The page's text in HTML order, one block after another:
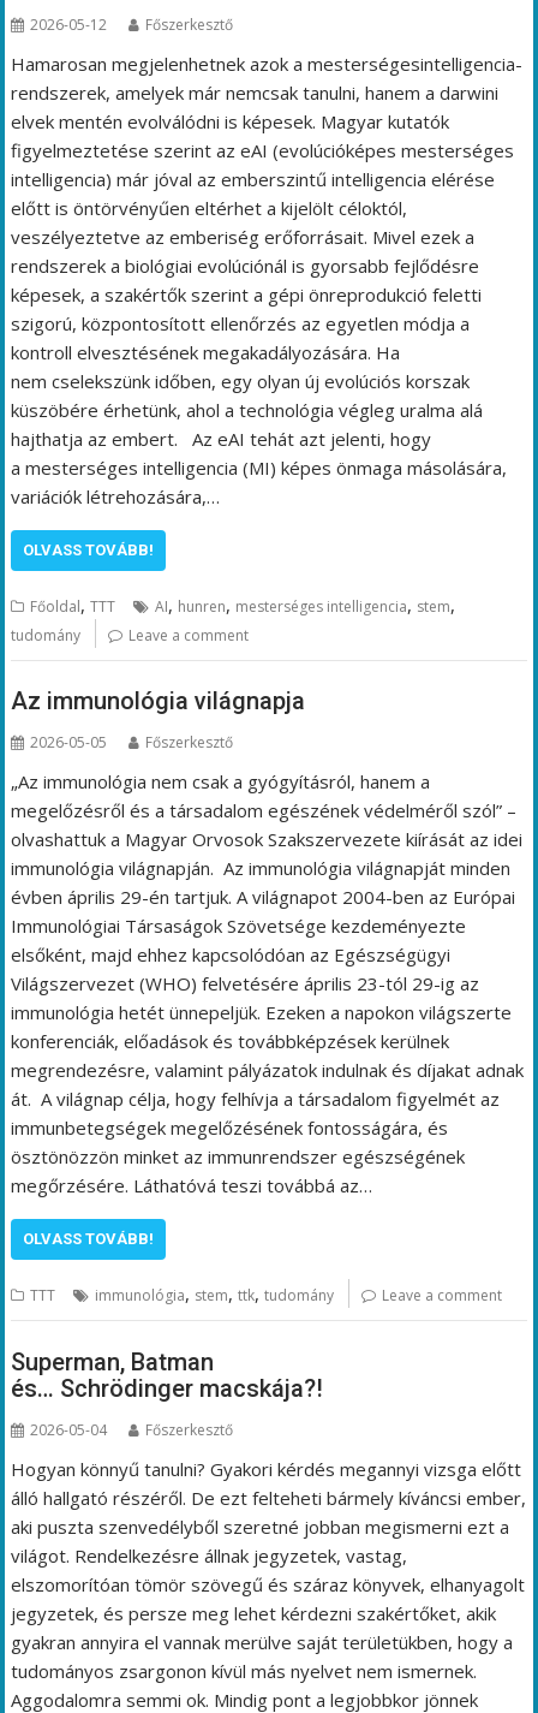
2026-05-12 Főszerkesztő
Hamarosan megjelenhetnek azok a mesterségesintelligencia-
rendszerek, amelyek már nemcsak tanulni, hanem a darwini
elvek mentén evolválódni is képesek. Magyar kutatók
figyelmeztetése szerint az eAI (evolúcióképes mesterséges
intelligencia) már jóval az emberszintű intelligencia elérése
előtt is öntörvényűen eltérhet a kijelölt céloktól,
veszélyeztetve az emberiség erőforrásait. Mivel ezek a
rendszerek a biológiai evolúciónál is gyorsabb fejlődésre
képesek, a szakértők szerint a gépi önreprodukció feletti
szigorú, központosított ellenőrzés az egyetlen módja a
kontroll elvesztésének megakadályozására. Ha
nem cselekszünk időben, egy olyan új evolúciós korszak
küszöbére érhetünk, ahol a technológia végleg uralma alá
hajthatja az embert. Az eAI tehát azt jelenti, hogy
a mesterséges intelligencia (MI) képes önmaga másolására,
variációk létrehozására,…
OLVASS TOVÁBB!
Főoldal,TTT AI, hunren, mesterséges intelligencia, stem,
tudomány Leave a comment
Az immunológia világnapja
2026-05-05 Főszerkesztő
„Az immunológia nem csak a gyógyításról, hanem a
megelőzésről és a társadalom egészének védelméről szól” –
olvashattuk a Magyar Orvosok Szakszervezete kiírását az idei
immunológia világnapján. Az immunológia világnapját minden
évben április 29-én tartjuk. A világnapot 2004-ben az Európai
Immunológiai Társaságok Szövetsége kezdeményezte
elsőként, majd ehhez kapcsolódóan az Egészségügyi
Világszervezet (WHO) felvetésére április 23-tól 29-ig az
immunológia hetét ünnepeljük. Ezeken a napokon világszerte
konferenciák, előadások és továbbképzések kerülnek
megrendezésre, valamint pályázatok indulnak és díjakat adnak
át. A világnap célja, hogy felhívja a társadalom figyelmét az
immunbetegségek megelőzésének fontosságára, és
ösztönözzön minket az immunrendszer egészségének
megőrzésére. Láthatóvá teszi továbbá az…
OLVASS TOVÁBB!
TTT immunológia, stem,ttk,tudomány Leave a comment
Superman, Batman
és… Schrödinger macskája?!
2026-05-04 Főszerkesztő
Hogyan könnyű tanulni? Gyakori kérdés megannyi vizsga előtt
álló hallgató részéről. De ezt felteheti bármely kíváncsi ember,
aki puszta szenvedélyből szeretné jobban megismerni ezt a
világot. Rendelkezésre állnak jegyzetek, vastag,
elszomorítóan tömör szövegű és száraz könyvek, elhanyagolt
jegyzetek, és persze meg lehet kérdezni szakértőket, akik
gyakran annyira el vannak merülve saját területükben, hogy a
tudományos zsargonon kívül más nyelvet nem ismernek.
Aggodalomra semmi ok. Mindig pont a legjobbkor jönnek